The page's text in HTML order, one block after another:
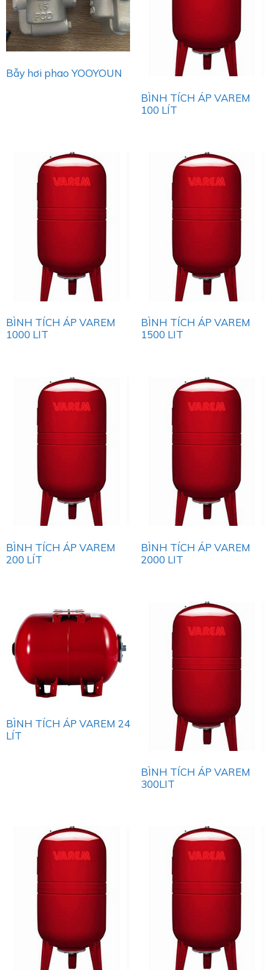
Bẫy hơi phao YOOYOUN
BÌNH TÍCH ÁP VAREM
100 LÍT
BÌNH TÍCH ÁP VAREM
1000 LIT
BÌNH TÍCH ÁP VAREM
1500 LIT
BÌNH TÍCH ÁP VAREM
200 LÍT
BÌNH TÍCH ÁP VAREM
2000 LIT
BÌNH TÍCH ÁP VAREM 24
LÍT
BÌNH TÍCH ÁP VAREM
300LIT